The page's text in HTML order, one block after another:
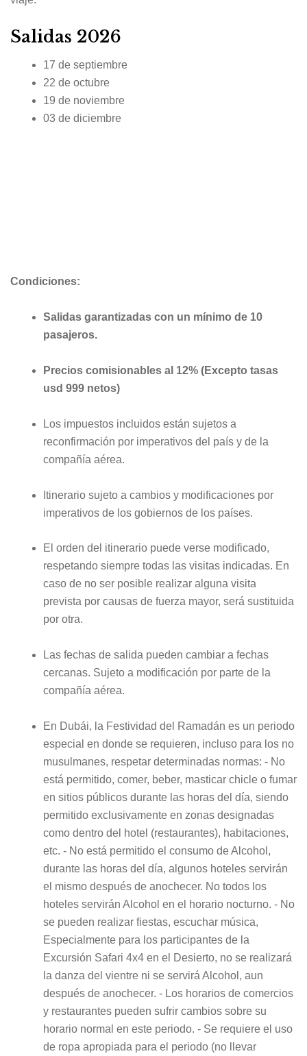
Salidas 2026
17 de septiembre
22 de octubre
19 de noviembre
03 de diciembre
Condiciones:
Salidas garantizadas con un mínimo de 10
pasajeros.
Precios comisionables al 12% (Excepto tasas
usd 999 netos)
Los impuestos incluidos están sujetos a
reconfirmación por imperativos del país y de la
compañía aérea.
Itinerario sujeto a cambios y modificaciones por
imperativos de los gobiernos de los países.
El orden del itinerario puede verse modificado,
respetando siempre todas las visitas indicadas. En
caso de no ser posible realizar alguna visita
prevista por causas de fuerza mayor, será sustituida
por otra.
Las fechas de salida pueden cambiar a fechas
cercanas. Sujeto a modificación por parte de la
compañía aérea.
En Dubái, la Festividad del Ramadán es un periodo
especial en donde se requieren, incluso para los no
musulmanes, respetar determinadas normas: - No
está permitido, comer, beber, masticar chicle o fumar
en sitios públicos durante las horas del día, siendo
permitido exclusivamente en zonas designadas
como dentro del hotel (restaurantes), habitaciones,
etc. - No está permitido el consumo de Alcohol,
durante las horas del día, algunos hoteles servirán
el mismo después de anochecer. No todos los
hoteles servirán Alcohol en el horario nocturno. - No
se pueden realizar fiestas, escuchar música,
Especialmente para los participantes de la
Excursión Safari 4x4 en el Desierto, no se realizará
la danza del vientre ni se servirá Alcohol, aun
después de anochecer. - Los horarios de comercios
y restaurantes pueden sufrir cambios sobre su
horario normal en este periodo. - Se requiere el uso
de ropa apropiada para el periodo (no llevar